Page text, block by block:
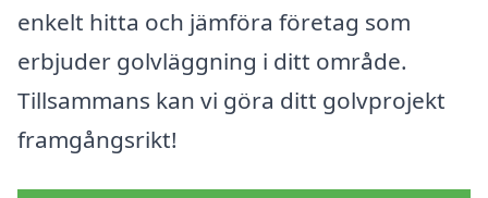
enkelt hitta och jämföra företag som
erbjuder golvläggning i ditt område.
Tillsammans kan vi göra ditt golvprojekt
framgångsrikt!